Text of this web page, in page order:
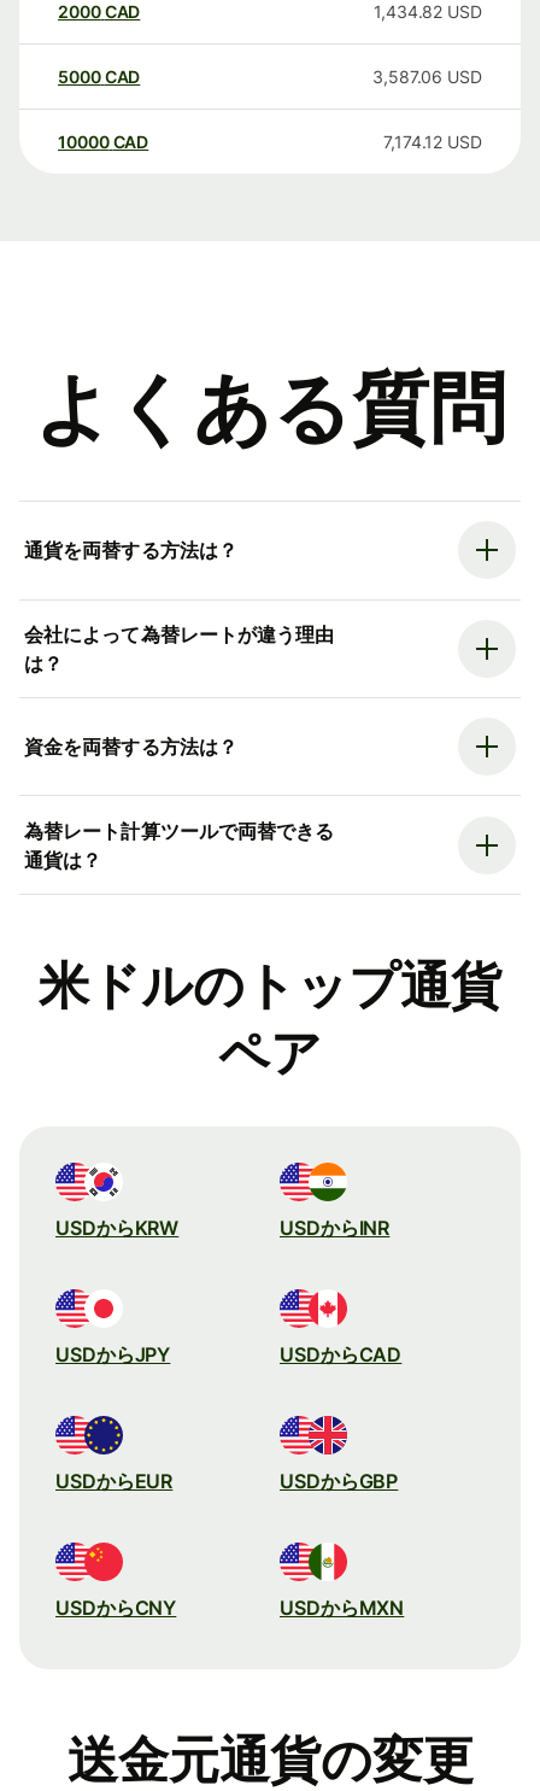
2000CAD 1,434.82 USD
5000CAD 3,587.06 USD
10000 CAD 7,174.12 USD
よくある質問
通貨を両替する方法は？
会社によって為替レートが違う理由
は？
資金を両替する方法は？
為替レート計算ツールで両替できる
通貨は？
米ドルのトップ通貨
ペア
USDからKRW USDからINR
USDからJPY USDからCAD
USDからEUR USDからGBP
USDからCNY USDからMXN
送金元通貨の変更